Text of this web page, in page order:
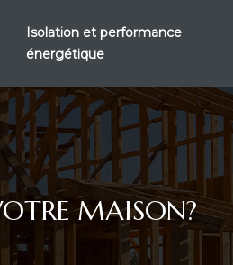
Isolation et performance
énergétique
MAISON?